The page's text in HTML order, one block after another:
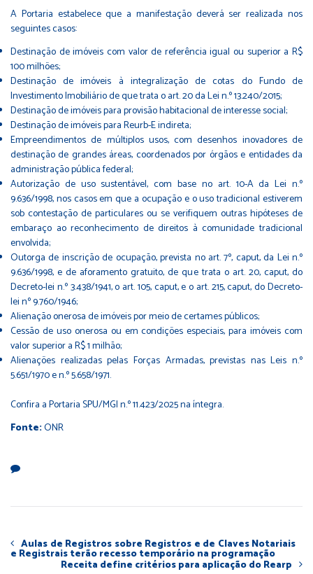
A Portaria estabelece que a manifestação deverá ser realizada nos
seguintes casos:
Destinação de imóveis com valor de referência igual ou superior a R$
100 milhões;
Destinação de imóveis à integralização de cotas do Fundo de
Investimento Imobiliário de que trata o art. 20 da Lei n.º 13.240/2015;
Destinação de imóveis para provisão habitacional de interesse social;
Destinação de imóveis para Reurb-E indireta;
Empreendimentos de múltiplos usos, com desenhos inovadores de
destinação de grandes áreas, coordenados por órgãos e entidades da
administração pública federal;
Autorização de uso sustentável, com base no art. 10-A da Lei n.º
9.636/1998, nos casos em que a ocupação e o uso tradicional estiverem
sob contestação de particulares ou se verifiquem outras hipóteses de
embaraço ao reconhecimento de direitos à comunidade tradicional
envolvida;
Outorga de inscrição de ocupação, prevista no art. 7º, caput, da Lei n.º
9.636/1998, e de aforamento gratuito, de que trata o art. 20, caput, do
Decreto-lei n.º 3.438/1941, o art. 105, caput, e o art. 215, caput, do Decreto-
lei nº 9.760/1946;
Alienação onerosa de imóveis por meio de certames públicos;
Cessão de uso onerosa ou em condições especiais, para imóveis com
valor superior a R$ 1 milhão;
Alienações realizadas pelas Forças Armadas, previstas nas Leis n.º
5.651/1970 e n.º 5.658/1971.
Confira aPortaria SPU/MGI n.º 11.423/2025 na íntegra.
Fonte:ONR
Aulas de Registros sobre Registros e de Claves Notariais
e Registrais terão recesso temporário na programação
Receita define critérios para aplicação do Rearp